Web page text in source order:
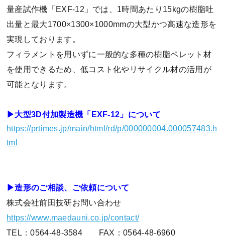
量産試作機「EXF-12」では、1時間あたり15kgの樹脂吐
出量と最大1700×1300×1000mmの大型かつ高速な造形を
実現しております。
フィラメントを用いずに一般的な多種の樹脂ペレット材
を使用できるため、低コスト化やリサイクル材の活用が
可能となります。
▶大型3D付加製造機「EXF-12」について
https://prtimes.jp/main/html/rd/p/000000004.000057483.h
tml
▶造形のご相談、ご依頼について
株式会社前田技研お問い合わせ
https://www.maedauni.co.jp/contact/
TEL：0564-48-3584 FAX：0564-48-6960